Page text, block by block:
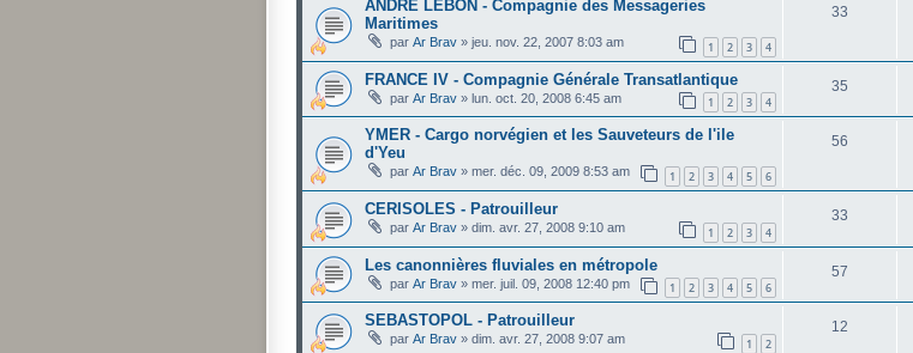
ANDRE LEBON - Compagnie des Messageries
Maritimes
par Ar Brav » jeu. nov. 22, 2007 8:03 am 1 2 3 4
33
FRANCE IV - Compagnie Générale Transatlantique
par Ar Brav » lun. oct. 20, 2008 6:45 am 1 2 3 4
35
YMER - Cargo norvégien et les Sauveteurs de l'ile
d'Yeu
par Ar Brav » mer. déc. 09, 2009 8:53 am 1 2 3 4 5 6
56
CERISOLES - Patrouilleur
par Ar Brav » dim. avr. 27, 2008 9:10 am 1 2 3 4
33
Les canonnières fluviales en métropole
par Ar Brav » mer. juil. 09, 2008 12:40 pm 1 2 3 4 5 6
57
SEBASTOPOL - Patrouilleur
par Ar Brav » dim. avr. 27, 2008 9:07 am 1 2
12